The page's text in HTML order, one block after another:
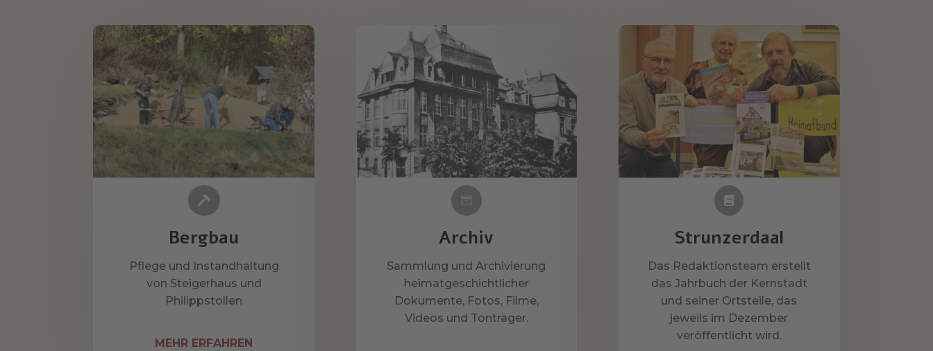

Bergbau
Pflege und Instandhaltung
von Steigerhaus und
Philippstollen
MEHR ERFAHREN

Archiv
Sammlung und Archivierung
heimatgeschichtlicher
Dokumente, Fotos, Filme,
Videos und Tonträger.

Strunzerdaal
Das Redaktionsteam erstellt
das Jahrbuch der Kernstadt
und seiner Ortsteile, das
jeweils im Dezember
veröffentlicht wird.